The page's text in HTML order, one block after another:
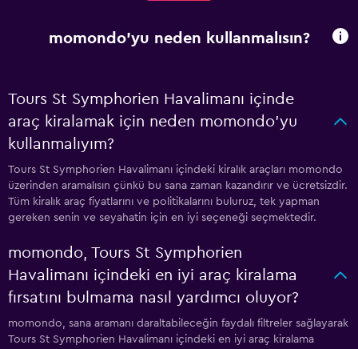
momondo'yu neden kullanmalısın?
Tours St Symphorien Havalimanı içinde
araç kiralamak için neden momondo'yu
kullanmalıyım?
Tours St Symphorien Havalimanı içindeki kiralık araçları momondo
üzerinden aramalısın çünkü bu sana zaman kazandırır ve ücretsizdir.
Tüm kiralık araç fiyatlarını ve politikalarını buluruz, tek yapman
gereken senin ve seyahatin için en iyi seçeneği seçmektedir.
momondo, Tours St Symphorien
Havalimanı içindeki en iyi araç kiralama
fırsatını bulmama nasıl yardımcı oluyor?
momondo, sana aramanı daraltabileceğin faydalı filtreler sağlayarak
Tours St Symphorien Havalimanı içindeki en iyi araç kiralama